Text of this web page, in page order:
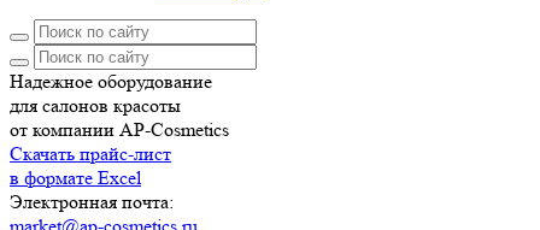
Надежное оборудование
для салонов красоты
от компании AP-Cosmetics
Скачать прайс-лист
в формате Excel
Электронная почта: